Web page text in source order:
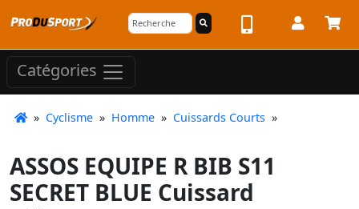
Catégories
» Cyclisme » Homme » Cuissards Courts »
ASSOS EQUIPE R BIB S11
SECRET BLUE Cuissard